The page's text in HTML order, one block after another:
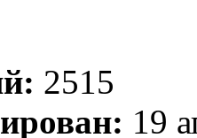
2515
19